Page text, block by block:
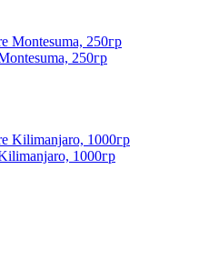
250гр
1000гр